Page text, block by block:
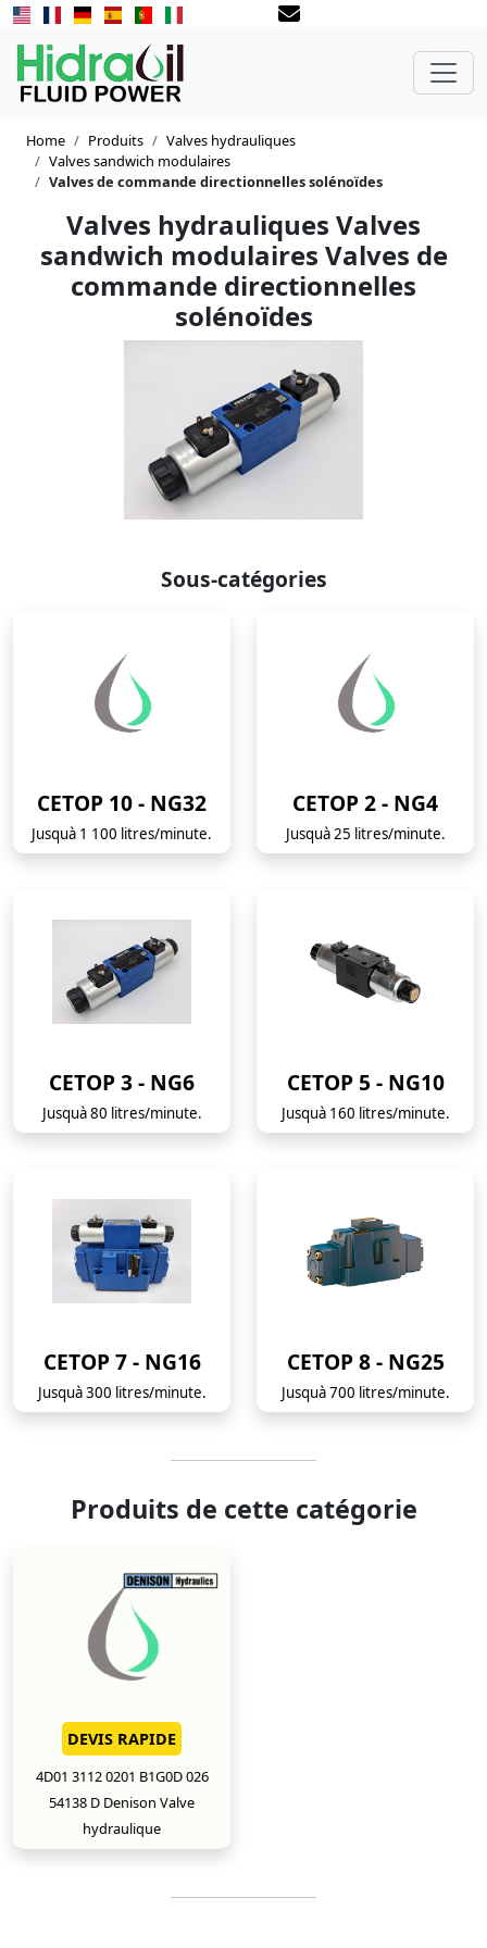
Home Produits
Valves hydrauliques
Valves sandwich modulaires
Valves de commande directionnelles solénoïdes
Valves hydrauliques Valves
sandwich modulaires Valves de
commande directionnelles
solénoïdes
Sous-catégories
CETOP 10 - NG32
Jusquà 1 100 litres/minute.
CETOP 2 - NG4
Jusquà 25 litres/minute.
CETOP 3 - NG6
Jusquà 80 litres/minute.
CETOP 5 - NG10
Jusquà 160 litres/minute.
CETOP 7 - NG16
Jusquà 300 litres/minute.
CETOP 8 - NG25
Jusquà 700 litres/minute.
Produits de cette catégorie
DEVIS RAPIDE
4D01 3112 0201 B1G0D 026
54138 D Denison Valve
hydraulique